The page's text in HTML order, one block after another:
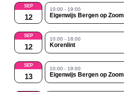
SEP
12
10:00 - 19:00
Eigenwijs Bergen op Zoom
SEP
12
10:00 - 18:00
Korenlint
SEP
13
10:00 - 19:00
Eigenwijs Bergen op Zoom